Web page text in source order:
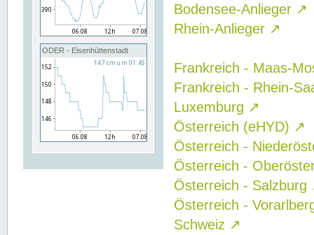
ODER - Eisenhüttenstadt
Bodensee-Anlieger ↗
Rhein-Anlieger ↗
Frankreich - Maas-
Frankreich - Rhein-
Luxemburg ↗
Österreich (eHYD) ↗
Österreich -
Österreich -
Österreich - Salzburg
Österreich -
Schweiz ↗